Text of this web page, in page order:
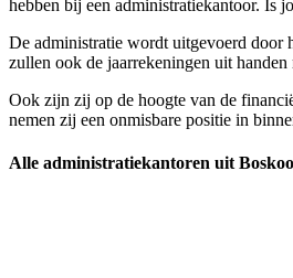
hebben bij een administratiekantoor. Is
De administratie wordt uitgevoerd door
zullen ook de jaarrekeningen uit
Ook zijn zij op de hoogte van de
nemen zij een onmisbare positie in
Alle administratiekantoren uit